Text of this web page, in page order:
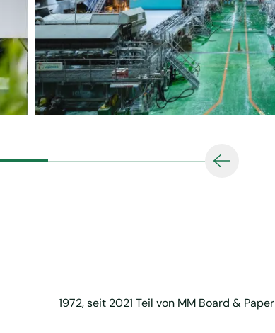
1972, seit 2021 Teil von MM Board & Paper